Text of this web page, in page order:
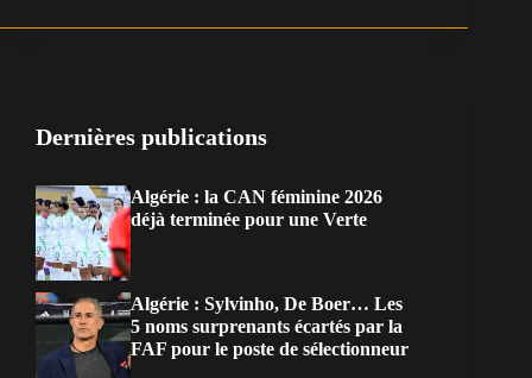
Dernières publications
Algérie : la CAN féminine 2026
déjà terminée pour une Verte
Algérie : Sylvinho, De Boer… Les
5 noms surprenants écartés par la
FAF pour le poste de sélectionneur